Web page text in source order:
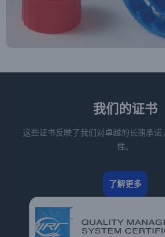
我们的证书
这些证书反映了我们对卓越的长期承
性。
了解更多